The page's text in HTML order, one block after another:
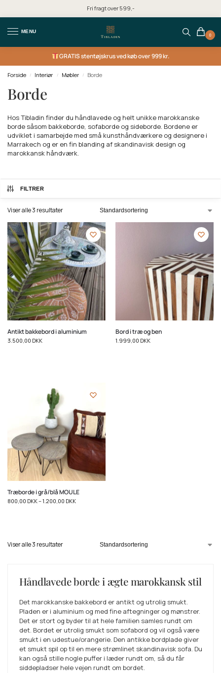
Fri fragt over 599,-
MENU
0
GRATISstentøjskrus ved køb over 999 kr.
Forside / Interiør / Møbler / Borde
Borde
Hos Tibladin finder du håndlavede og helt unikke marokkanske
borde såsom bakkeborde, sofaborde og sideborde. Bordene er
udviklet i samarbejde med små kunsthåndværkere og designere i
Marrakech og er en fin blanding af skandinavisk design og
marokkansk håndværk.
FILTRER
Viser alle 3 resultater
Antikt bakkebord i aluminium
3.500,00 DKK
Bord i træ og ben
1.999,00 DKK
Træborde i grå/blå MOULE
800,00 DKK–1.200,00 DKK
Viser alle 3 resultater
Håndlavede borde i ægte marokkansk stil
Det marokkanske bakkebord er antikt og utrolig smukt.
Pladen er i aluminium og med fine aftegninger og mønstrer.
Det er stort og byder til at hele familien samles rundt om
det. Bordet er utrolig smukt som sofabord og vil også være
smukt i en udestue/orangerie. Den antikke bordplade giver
et smukt spil op til en mere strømlinet skandinavisk sofa. Du
kan også stille nogle puffer i læder rundt om, så du får
siddepladser hele vejen rundt om bordet.